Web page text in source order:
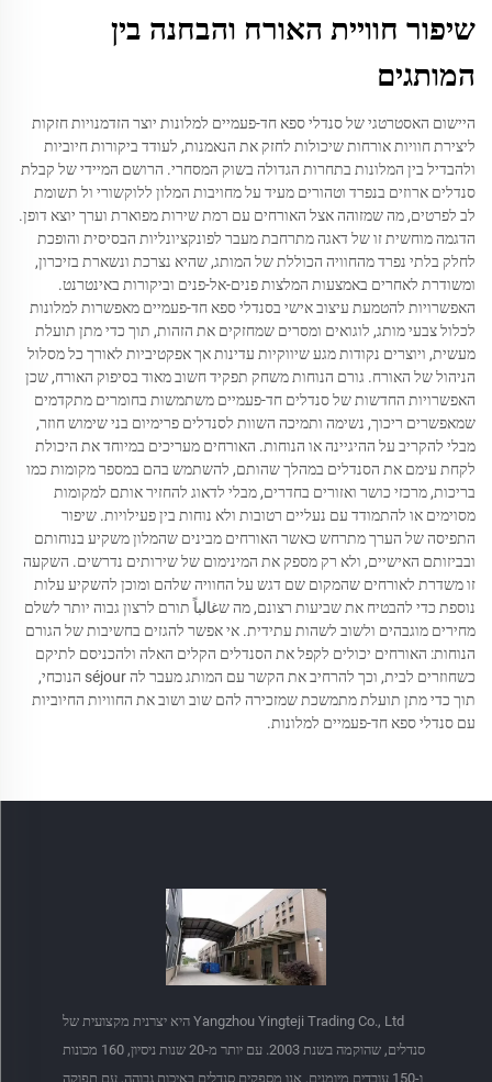
שיפור חוויית האורח והבחנה בין
המותגים
היישום האסטרטגי של סנדלי ספא חד-פעמיים למלונות יוצר הזדמנויות חזקות
ליצירת חוויות אורחות שיכולות לחזק את הנאמנות, לעודד ביקורות חיוביות
ולהבדיל בין המלונות בתחרות הגדולה בשוק המסחרי. הרושם המיידי של קבלת
סנדלים ארוזים בנפרד וטהורים מעיד על מחויבות המלון ללוקשורי ול תשומת
לב לפרטים, מה שמזוהה אצל האורחים עם רמת שירות מפוארת וערך יוצא דופן.
הדגמה מוחשית זו של דאגה מתרחבת מעבר לפונקציונליות הבסיסית והופכת
לחלק בלתי נפרד מהחוויה הכוללת של המותג, שהיא נצרכת ונשארת בזיכרון,
ומשודרת לאחרים באמצעות המלצות פנים-אל-פנים וביקורות באינטרנט.
האפשרויות להטמעת עיצוב אישי בסנדלי ספא חד-פעמיים מאפשרות למלונות
לכלול צבעי מותג, לוגואים ומסרים שמחזקים את הזהות, תוך כדי מתן תועלת
מעשית, ויוצרים נקודות מגע שיווקיות עדינות אך אפקטיביות לאורך כל מסלול
הניהול של האורח. גורם הנוחות משחק תפקיד חשוב מאוד בסיפוק האורח, שכן
האפשרויות החדשות של סנדלים חד-פעמיים משתמשות בחומרים מתקדמים
שמאפשרים ריכוך, נשימה ותמיכה השוות לסנדלים פרימיום בני שימוש חוזר,
מבלי להקריב על ההיגיינה או הנוחות. האורחים מעריכים במיוחד את היכולת
לקחת עימם את הסנדלים במהלך שהותם, להשתמש בהם במספר מקומות כמו
בריכות, מרכזי כושר ואזורים בחדרים, מבלי לדאוג להחזיר אותם למקומות
מסוימים או להתמודד עם נעליים רטובות ולא נוחות בין פעילויות. שיפור
התפיסה של הערך מתרחש כאשר האורחים מבינים שהמלון משקיע בנוחותם
ובביזותם האישיים, ולא רק מספק את המינימום של שירותים נדרשים. השקעה
זו משדרת לאורחים שהמקום שם דגש על החוויה שלהם ומוכן להשקיע עלות
נוספת כדי להבטיח את שביעות רצונם, מה שغالباً תורם לרצון גבוה יותר לשלם
מחירים מוגבהים ולשוב לשהות עתידית. אי אפשר להגזים בחשיבות של הגורם
הנוחות: האורחים יכולים לקפל את הסנדלים הקלים האלה ולהכניסם לתיקם
כשחוזרים לבית, וכך להרחיב את הקשר עם המותג מעבר לה séjour הנוכחי,
תוך כדי מתן תועלת מתמשכת שמזכירה להם שוב ושוב את החוויות החיוביות
עם סנדלי ספא חד-פעמיים למלונות.
Yangzhou Yingteji Trading Co., Ltd היא יצרנית מקצועית של
סנדלים, שהוקמה בשנת 2003. עם יותר מ-20 שנות ניסיון, 160 מכונות
ו-150 עובדים מיומנים, אנו מספקים סנדלים באיכות גבוהה, עם תפוקה